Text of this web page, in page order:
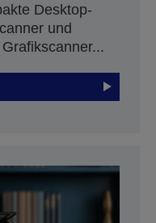
Desktop-
und